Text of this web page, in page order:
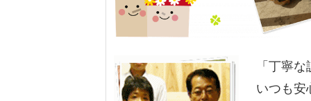
「丁寧
いつも安